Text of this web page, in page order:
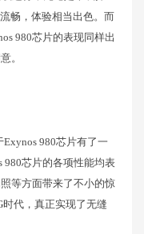
畅，体验相当出色。而
980芯片的表现同样出
。
980芯片有了一
980芯片的各项性能均表
等方面带来了不小的惊
代，真正实现了无缝